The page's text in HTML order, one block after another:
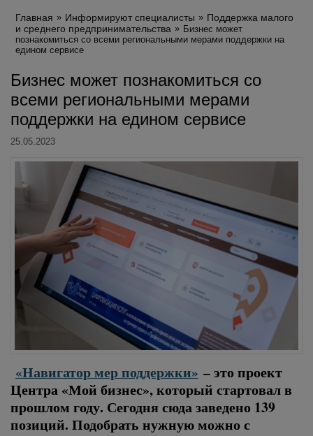
Главная Информируют специалисты
Поддержка малого
и среднего предпринимательства
Бизнес может
познакомиться со всеми региональными мерами поддержки на
едином сервисе
Бизнес может познакомиться со
всеми региональными мерами
поддержки на едином сервисе
25.05.2023
«Навигатор мер поддержки» – это проект
Центра «Мой бизнес», который стартовал в
прошлом году. Сегодня сюда заведено 139
позиций. Подобрать нужную можно с